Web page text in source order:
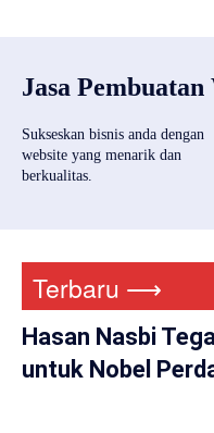
Jasa Pembuatan
Sukseskan bisnis anda dengan
website yang menarik dan
berkualitas.
Terbaru ⟶
Hasan Nasbi
untuk Nobel